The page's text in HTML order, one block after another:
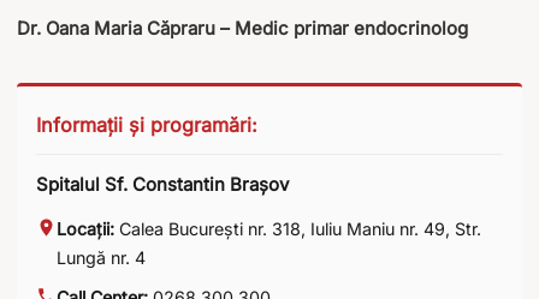
Dr. Oana Maria Căpraru – Medic primar endocrinolog
Informații și programări:
Spitalul Sf. Constantin Brașov
Locații: Calea București nr. 318, Iuliu Maniu nr. 49, Str.
Lungă nr. 4